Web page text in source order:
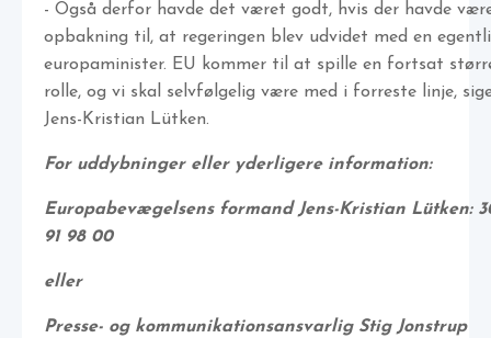
- Også derfor havde det været godt, hvis der havde
opbakning til, at regeringen blev udvidet med en
europaminister. EU kommer til at spille en fortsat
rolle, og vi skal selvfølgelig være med i forreste linje,
Jens-Kristian Lütken.
For uddybninger eller yderligere information:
Europabevægelsens formand Jens-Kristian Lütken:
91 98 00
eller
Presse- og kommunikationsansvarlig Stig Jonstrup